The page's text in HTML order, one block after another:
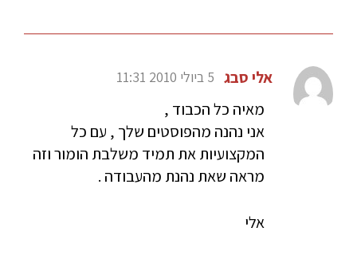
אלי סבג 5 ביולי 2010 11:31
מאיה כל הכבוד ,
אני נהנה מהפוסטים שלך , עם כל
המקצועיות את תמיד משלבת הומור וזה
מראה שאת נהנת מהעבודה .
אלי